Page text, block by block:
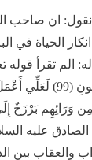
نقول: ان صاحب
انكار الحياة
الم تقرأ
الْمَوْتُ قَالَ رَبِّ
عليه
والعقاب بين